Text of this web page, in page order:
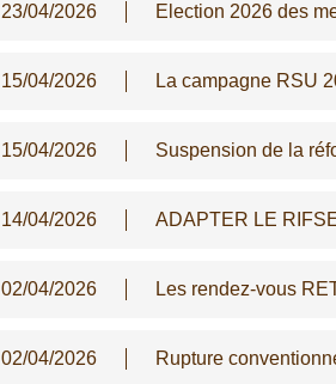
23/04/2026 Election 2026 des
15/04/2026 La campagne RSU
15/04/2026 Suspension de la
14/04/2026 ADAPTER LE
02/04/2026 Les rendez-vous
02/04/2026 Rupture